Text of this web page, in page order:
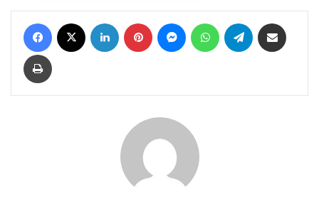
Facebook LinkedIn Pinterest Messenger WhatsApp Telegram
Print